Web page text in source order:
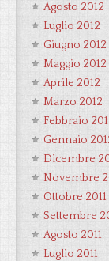
Agosto 2012
Luglio 2012
Giugno 2012
Maggio 2012
Aprile 2012
Marzo 2012
Febbraio
Gennaio
Dicembre
Novembre
Ottobre 2011
Settembre
Agosto 2011
Luglio 2011